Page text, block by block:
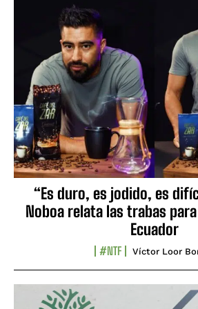
“Es duro, es jodido, es
Noboa relata las trabas
Ecuador
#NTF Víctor Loor